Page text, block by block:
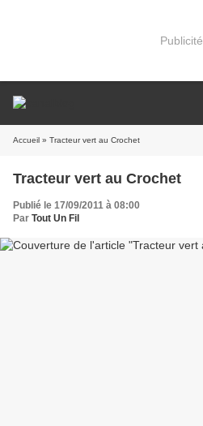
Publicité
Accueil » Tracteur vert au Crochet
Tracteur vert au Crochet
Publié le 17/09/2011 à 08:00
Par Tout Un Fil